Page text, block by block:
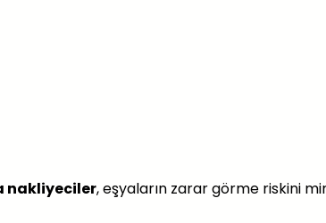
nakliyeciler, eşyaların zarar görme riskini